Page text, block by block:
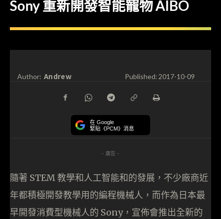
Sony 重新開發智能寵物 AIBO
Author: Andrew Published:2017-10-09
在 Google
緊貼《PCM》消息
- 廣告 -
隨著 STEM 教學和人工智能和的發展，不少廠商近
年都積極開發教學用的編程機械人，而作為日本最
早開發消費型機械人的 Sony，宣佈會推出全新的